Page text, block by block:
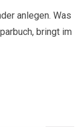
anlegen. Was
bringt im